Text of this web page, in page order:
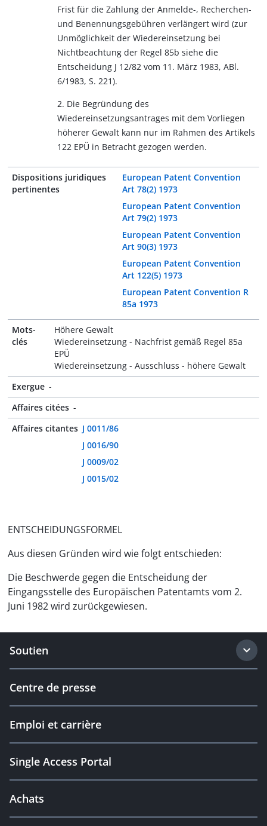
Frist für die Zahlung der Anmelde-, Recherchen-
und Benennungsgebühren verlängert wird (zur
Unmöglichkeit der Wiedereinsetzung bei
Nichtbeachtung der Regel 85b siehe die
Entscheidung J 12/82 vom 11. März 1983, ABl.
6/1983, S. 221).
2. Die Begründung des
Wiedereinsetzungsantrages mit dem Vorliegen
höherer Gewalt kann nur im Rahmen des Artikels
122 EPÜ in Betracht gezogen werden.
Dispositions juridiques
pertinentes
European Patent Convention
Art 78(2) 1973
European Patent Convention
Art 79(2) 1973
European Patent Convention
Art 90(3) 1973
European Patent Convention
Art 122(5) 1973
European Patent Convention R
85a 1973
Mots-
clés
Höhere Gewalt
Wiedereinsetzung - Nachfrist gemäß Regel 85a
EPÜ
Wiedereinsetzung - Ausschluss - höhere Gewalt
Exergue -
Affaires citées -
Affaires citantes J 0011/86
J 0016/90
J 0009/02
J 0015/02
ENTSCHEIDUNGSFORMEL
Aus diesen Gründen wird wie folgt entschieden:
Die Beschwerde gegen die Entscheidung der
Eingangsstelle des Europäischen Patentamts vom 2.
Juni 1982 wird zurückgewiesen.
Soutien
Centre de presse
Emploi et carrière
Single Access Portal
Achats